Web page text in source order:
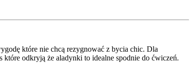
które nie chcą rezygnować z bycia chic. Dla
odkryją że aladynki to idealne spodnie do ćwiczeń.